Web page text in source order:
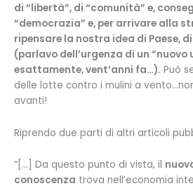
di “libertà”, di “comunità” e,
“democrazia” e, per arrivare alla
ripensare la nostra idea di Paese,
(parlavo dell’urgenza di un “nuovo
esattamente, vent’anni fa…). Può
delle lotte contro i mulini a
avanti!
Riprendo due parti di altri articoli
“[…] Da questo punto di vista, il
conoscenza trova nell’economia